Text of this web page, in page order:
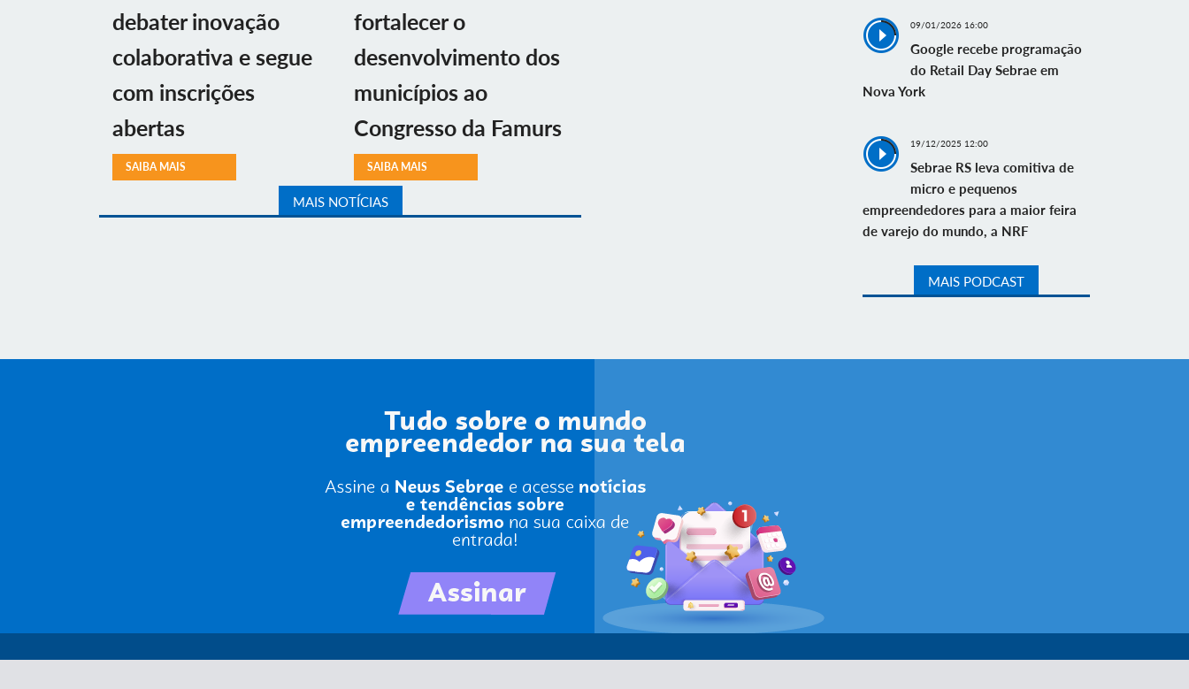
debater inovação
colaborativa e segue
com inscrições
abertas
SAIBA MAIS
fortalecer o
desenvolvimento dos
municípios ao
Congresso da Famurs
SAIBA MAIS
MAIS NOTÍCIAS
09/01/2026 16:00
Google recebe programação
do Retail Day Sebrae em
Nova York
19/12/2025 12:00
Sebrae RS leva comitiva de
micro e pequenos
empreendedores para a maior feira
de varejo do mundo, a NRF
MAIS PODCAST